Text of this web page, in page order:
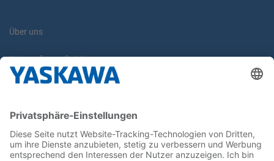
Über uns
Yaskawa Europe GmbH
Karriere
Newsletter